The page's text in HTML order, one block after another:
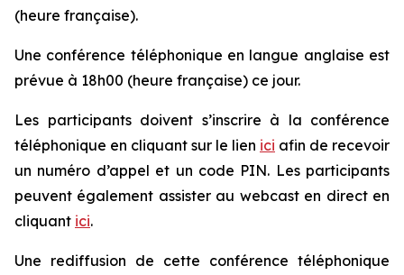
(heure française).
Une conférence téléphonique en langue anglaise est
prévue à 18h00 (heure française) ce jour.
Les participants doivent s’inscrire à la conférence
téléphonique en cliquant sur le lien ici afin de recevoir
un numéro d’appel et un code PIN. Les participants
peuvent également assister au webcast en direct en
cliquant ici.
Une rediffusion de cette conférence téléphonique